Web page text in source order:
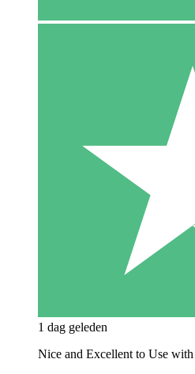
1 dag geleden
Nice and Excellent to Use